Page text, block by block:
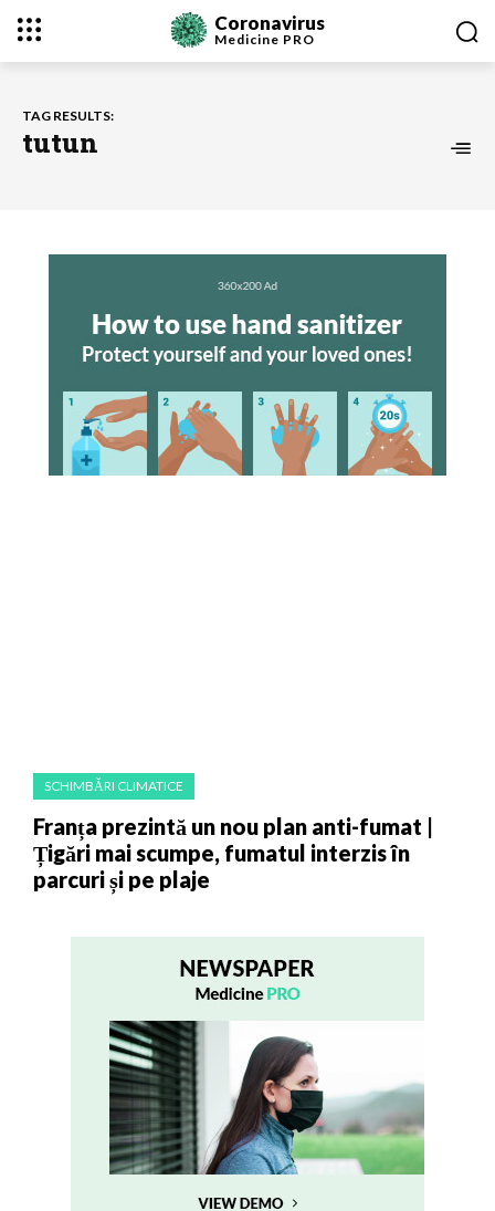
Coronavirus
Medicine PRO
TAG RESULTS:
tutun
SCHIMBĂRI CLIMATICE
Franța prezintă un nou plan anti-fumat |
Țigări mai scumpe, fumatul interzis în
parcuri și pe plaje